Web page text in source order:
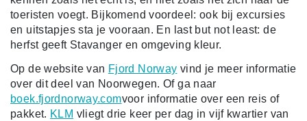
toeristen voegt. Bijkomend voordeel: ook bij excursies
en uitstapjes sta je vooraan. En last but not least: de
herfst geeft Stavanger en omgeving kleur.
Op de website van Fjord Norway vind je meer informatie
over dit deel van Noorwegen. Of ga naar
boek.fjordnorway.comvoor informatie over een reis of
pakket. KLM vliegtdrie keer per dag in vijf kwartier van